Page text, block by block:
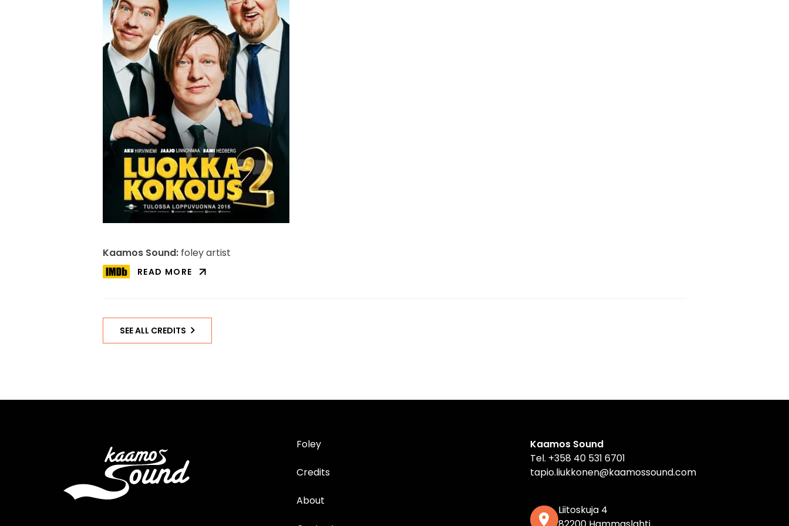
Kaamos Sound: foley artist
READ MORE
ABOUT
POLTTARIT
SEE ALL CREDITS
Foley
Credits
About
Kaamos Sound
Tel. +358 40 531 6701
tapio.liukkonen@kaamossound.com
Liitoskuja 4